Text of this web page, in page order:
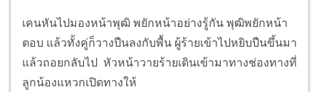
เคนหันไปมองหน้าพุฒิ พยักหน้าอย่างรู้กัน พุฒิพยักหน้า
ตอบ แล้วทั้งคู่ก็วางปืนลงกับพื้น ผู้ร้ายเข้าไปหยิบปืนขึ้นมา
แล้วถอยกลับไป หัวหน้าวายร้ายเดินเข้ามาทางช่องทางที่
ลูกน้องแหวกเปิดทางให้